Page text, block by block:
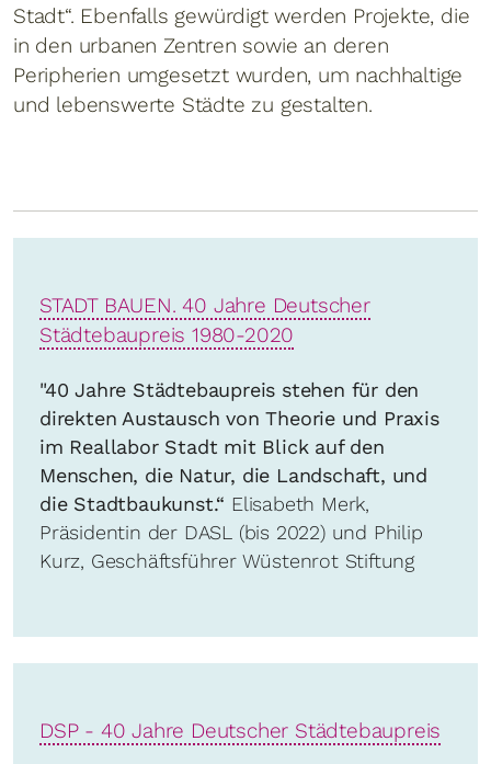
Stadt“. Ebenfalls gewürdigt werden Projekte, die
in den urbanen Zentren sowie an deren
Peripherien umgesetzt wurden, um nachhaltige
und lebenswerte Städte zu gestalten.
STADT BAUEN. 40 Jahre Deutscher
Städtebaupreis 1980-2020
"40 Jahre Städtebaupreis stehen für den
direkten Austausch von Theorie und Praxis
im Reallabor Stadt mit Blick auf den
Menschen, die Natur, die Landschaft, und
die Stadtbaukunst.“ Elisabeth Merk,
Präsidentin der DASL (bis 2022) und Philip
Kurz, Geschäftsführer Wüstenrot Stiftung
DSP - 40 Jahre Deutscher Städtebaupreis